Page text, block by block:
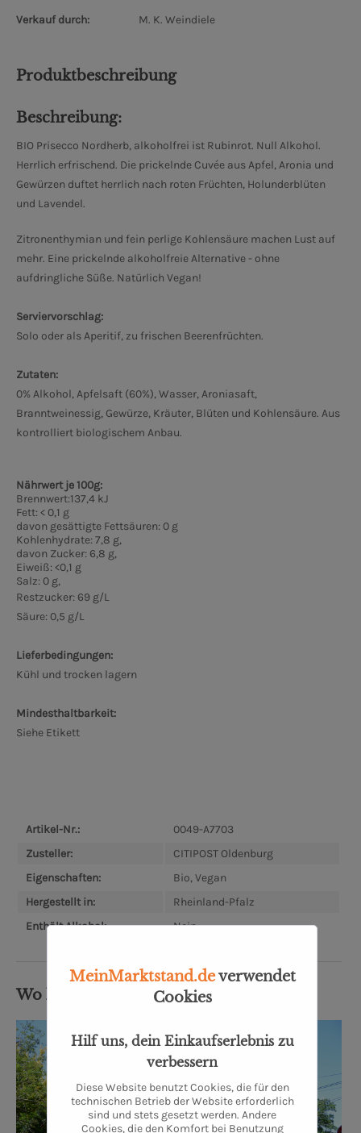
Verkauf durch: M. K. Weindiele
Produktbeschreibung
Beschreibung:
BIO Prisecco Nordherb, alkoholfrei ist Rubinrot. Null Alkohol.
Herrlich erfrischend. Die prickelnde Cuvée aus Apfel, Aronia und
Gewürzen duftet herrlich nach roten Früchten, Holunderblüten
und Lavendel.
Zitronenthymian und fein perlige Kohlensäure machen Lust auf
mehr. Eine prickelnde alkoholfreie Alternative - ohne
aufdringliche Süße. Natürlich Vegan!
Serviervorschlag:
Solo oder als Aperitif, zu frischen Beerenfrüchten.
Zutaten:
0% Alkohol, Apfelsaft (60%), Wasser, Aroniasaft,
Branntweinessig, Gewürze, Kräuter, Blüten und Kohlensäure. Aus
kontrolliert biologischem Anbau.
Nährwert je 100g:
Brennwert:137,4 kJ
Fett: < 0,1 g
davon gesättigte Fettsäuren: 0 g
Kohlenhydrate: 7,8 g,
davon Zucker: 6,8 g,
Eiweiß: <0,1 g
Salz: 0 g,
Restzucker: 69 g/L
Säure: 0,5 g/L
Lieferbedingungen:
Kühl und trocken lagern
Mindesthaltbarkeit:
Siehe Etikett
Artikel-Nr.:
0049-A7703
Zusteller:
CITIPOST Oldenburg
Eigenschaften:
Bio, Vegan
Hergestellt in:
Rheinland-Pfalz
Enthält Alkohol:
Nein
Wo kommt's her?
MeinMarktstand.deverwendet
Cookies
Hilf uns, dein Einkaufserlebnis zu
verbessern
Diese Website benutzt Cookies, die für den
technischen Betrieb der Website erforderlich
sind und stets gesetzt werden. Andere
Cookies, die den Komfort bei Benutzung